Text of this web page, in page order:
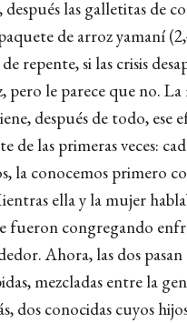
las galletitas de
de arroz yamaní
repente, si las crisis
pero le parece que no.
después de todo, ese
de las primeras veces:
la conocemos primero
ella y la mujer
fueron congregando
Ahora, las dos pasan
mezcladas entre la
dos conocidas cuyos